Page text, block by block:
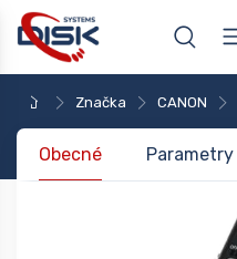
Značka CANON
Obecné Parametry